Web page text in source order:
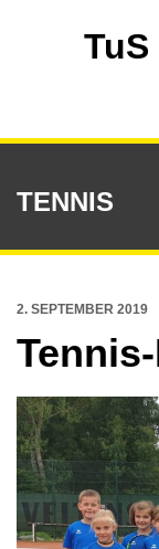
TENNIS
2. SEPTEMBER 2019